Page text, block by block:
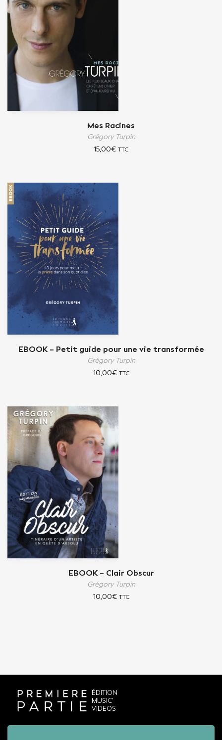
Mes Racines
Grégory Turpin
15,00€ TTC
EBOOK – Petit guide pour une vie transformée
Grégory Turpin
10,00€ TTC
EBOOK – Clair Obscur
Grégory Turpin
10,00€ TTC
ÉDITION
MUSIC'
VIDEOS